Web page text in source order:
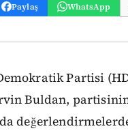
Paylaş WhatsApp
Partisi
Buldan,